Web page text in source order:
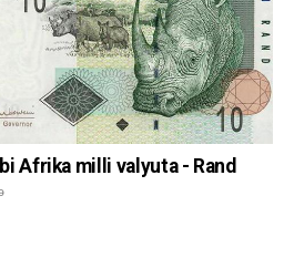
Afrika milli valyuta - Rand